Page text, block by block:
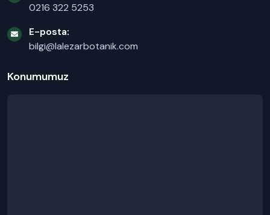
0216 322 5253
E-posta:
bilgi@lalezarbotanik.com
Konumumuz